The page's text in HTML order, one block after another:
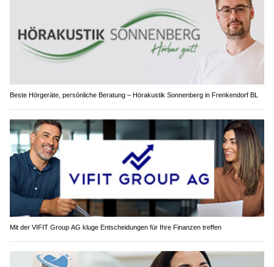
Beste Hörgeräte, persönliche Beratung – Hörakustik Sonnenberg in Frenkendorf BL
Mit der VIFIT Group AG kluge Entscheidungen für Ihre Finanzen treffen